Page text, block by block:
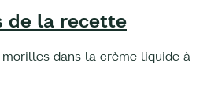
de la recette
dans la crème liquide à